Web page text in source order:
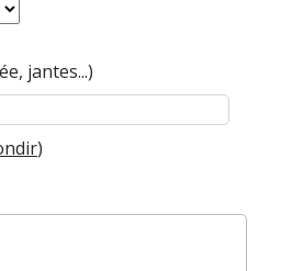
jantes...)
)